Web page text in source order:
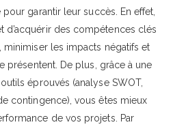
garantir leur succès. En effet,
d’acquérir des compétences clés
les impacts négatifs et
présentent. De plus, grâce à une
éprouvés (analyse SWOT,
contingence), vous êtes mieux
de vos projets. Par